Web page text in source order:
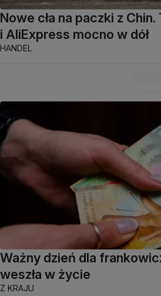
Nowe cła na paczki z Chin.
i AliExpress mocno w dół
HANDEL
Ważny dzień dla
weszła w życie
Z KRAJU